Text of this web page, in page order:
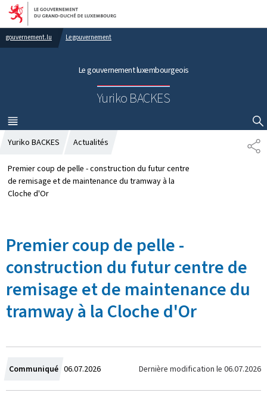
Aller au menu principal
Aller au contenu
gouvernement.lu Le gouvernement
Le gouvernement luxembourgeois
Yuriko BACKES
MENU
PRINCIPAL
AFFICHER / MASQUER LA RECHERCHE
P
A
Yuriko BACKES Actualités
Premier coup de pelle - construction du futur centre
de remisage et de maintenance du tramway à la
Cloche d'Or
Premier coup de pelle -
construction du futur centre de
remisage et de maintenance du
tramway à la Cloche d'Or
Communiqué C
r
06.07.2026 Dernière modification le 06.07.2026